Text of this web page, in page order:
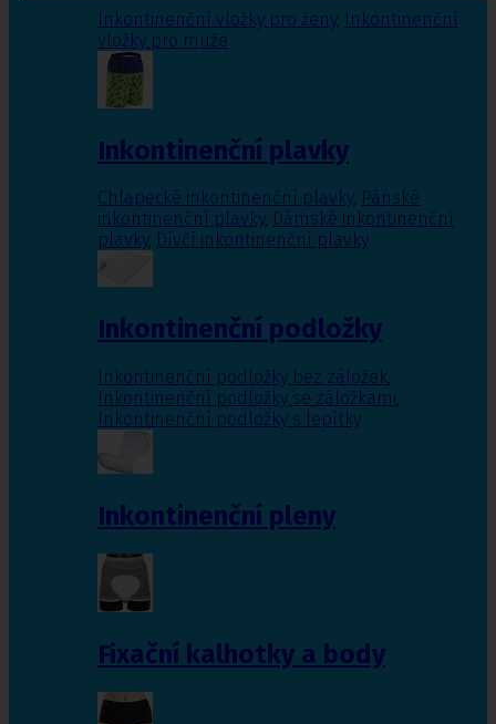
Inkontinenční vložky pro ženy, Inkontinenční
vložky pro muže
Inkontinenční plavky
Chlapecké inkontinenční plavky, Pánské
inkontinenční plavky, Dámské inkontinenční
plavky, Dívčí inkontinenční plavky
Inkontinenční podložky
Inkontinenční podložky bez záložek,
Inkontinenční podložky se záložkami,
Inkontinenční podložky s lepítky
Inkontinenční pleny
Fixační kalhotky a body